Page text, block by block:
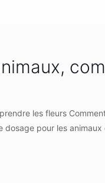
les fleurs
dosage pour les animaux